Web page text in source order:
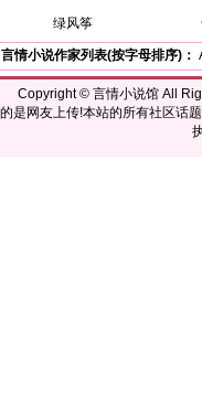
绿风筝
言情小说作家列表(按字母排序)：
Copyright © 言情小说馆All
是网友上传!本站的所有社区话